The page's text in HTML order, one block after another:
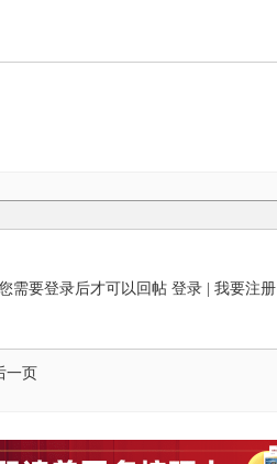
需要登录后才可以回帖 登录| 我要注册
一页